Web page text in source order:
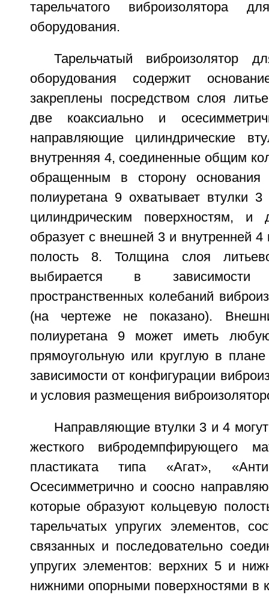
тарельчатого виброизолятора
оборудования.
Тарельчатый виброизолятор
оборудования содержит
закреплены посредством слоя
две коаксиально и
направляющие цилиндрические
внутренняя 4, соединенные общим
обращенным в сторону
полиуретана 9 охватывает втулки
цилиндрическим поверхностям,
образует с внешней 3 и внутренней
полость 8. Толщина слоя
выбирается в
пространственных колебаний
(на чертеже не показано).
полиуретана 9 может иметь
прямоугольную или круглую в
зависимости от конфигурации
и условия размещения
Направляющие втулки 3 и 4
жесткого вибродемпфирующего
пластиката типа «Агат»,
Осесимметрично и соосно
которые образуют кольцевую
тарельчатых упругих элементов,
связанных и последовательно
упругих элементов: верхних 5 и
нижними опорными поверхностями в